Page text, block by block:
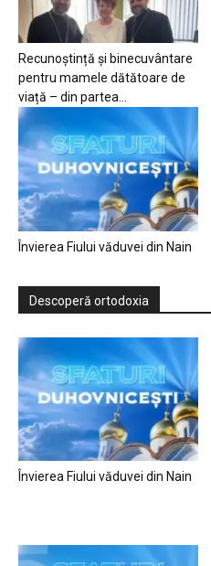
Recunoștință și binecuvântare
pentru mamele dătătoare de
viață – din partea...
Învierea Fiului văduvei din Nain
Descoperă ortodoxia
Învierea Fiului văduvei din Nain